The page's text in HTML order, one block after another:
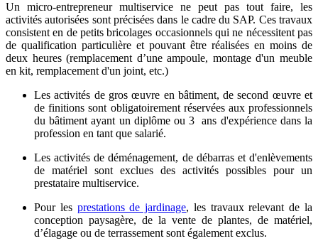
Un micro-entrepreneur multiservice ne peut pas tout faire, les
activités autorisées sont précisées dans le cadre du SAP. Ces travaux
consistent en de petits bricolages occasionnels qui ne nécessitent pas
de qualification particulière et pouvant être réalisées en moins de
deux heures (remplacement d’une ampoule, montage d'un meuble
en kit, remplacement d'un joint, etc.)
Les activités de gros œuvre en bâtiment, de second œuvre et
de finitions sont obligatoirement réservées aux professionnels
du bâtiment ayant un diplôme ou 3 ans d'expérience dans la
profession en tant que salarié.
Les activités de déménagement, de débarras et d'enlèvements
de matériel sont exclues des activités possibles pour un
prestataire multiservice.
Pour les prestations de jardinage, les travaux relevant de la
conception paysagère, de la vente de plantes, de matériel,
d’élagage ou de terrassement sont également exclus.